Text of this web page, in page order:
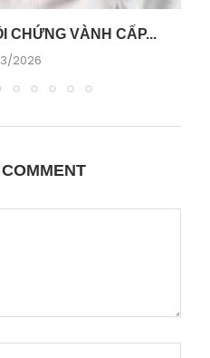
CHỨNG VÀNH CẤP...
2026